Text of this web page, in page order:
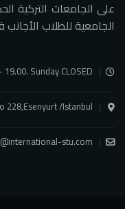
على الجامعات التركية
الجامعية للطلاب الأجانب
Sunday CLOSED
228,Esenyurt /Istanbul
stu.com